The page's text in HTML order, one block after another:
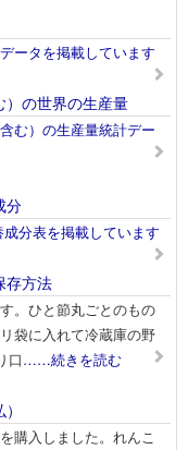
ータを掲載しています
）の世界の生産量
む）の生産量統計デー
分
分表を掲載しています
方法
。ひと節丸ごとのもの
袋に入れて冷蔵庫の野
口……続きを読む
購入しました。れんこ